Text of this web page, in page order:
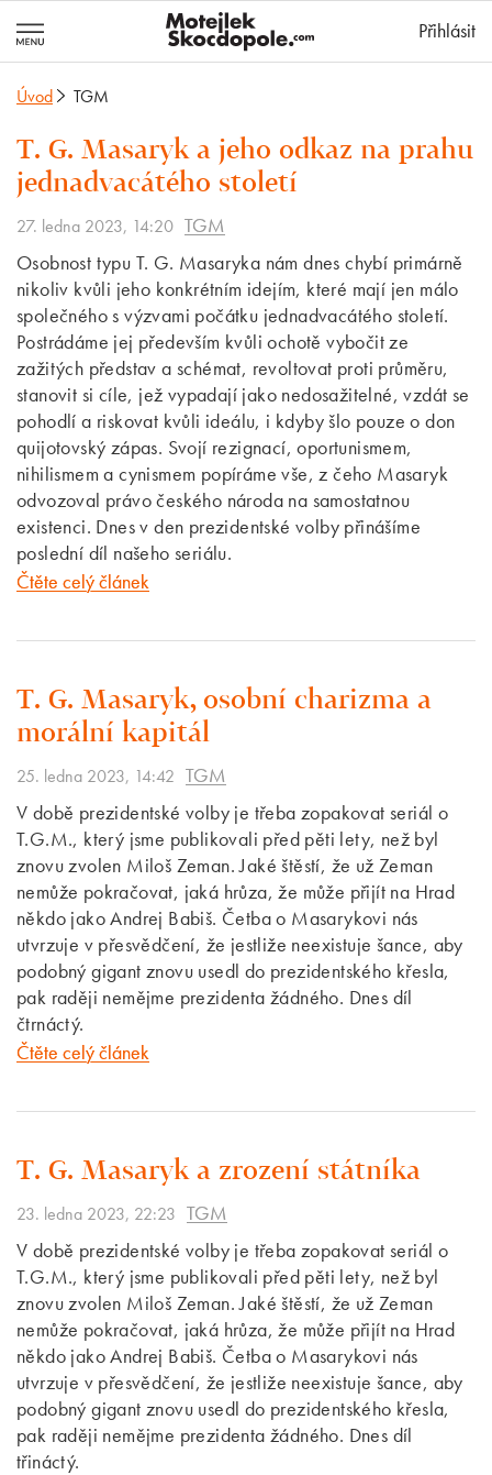
Přihlásit
Úvod TGM
T. G. Masaryk a jeho odkaz na prahu
jednadvacátého století
27. ledna 2023, 14:20 TGM
Osobnost typu T. G. Masaryka nám dnes chybí primárně
nikoliv kvůli jeho konkrétním idejím, které mají jen málo
společného s výzvami počátku jednadvacátého století.
Postrádáme jej především kvůli ochotě vybočit ze
zažitých představ a schémat, revoltovat proti průměru,
stanovit si cíle, jež vypadají jako nedosažitelné, vzdát se
pohodlí a riskovat kvůli ideálu, i kdyby šlo pouze o don
quijotovský zápas. Svojí rezignací, oportunismem,
nihilismem a cynismem popíráme vše, z čeho Masaryk
odvozoval právo českého národa na samostatnou
existenci. Dnes v den prezidentské volby přinášíme
poslední díl našeho seriálu.
Čtěte celý článek
T. G. Masaryk, osobní charizma a
morální kapitál
25. ledna 2023, 14:42 TGM
V době prezidentské volby je třeba zopakovat seriál o
T.G.M., který jsme publikovali před pěti lety, než byl
znovu zvolen Miloš Zeman. Jaké štěstí, že už Zeman
nemůže pokračovat, jaká hrůza, že může přijít na Hrad
někdo jako Andrej Babiš. Četba o Masarykovi nás
utvrzuje v přesvědčení, že jestliže neexistuje šance, aby
podobný gigant znovu usedl do prezidentského křesla,
pak raději nemějme prezidenta žádného. Dnes díl
čtrnáctý.
Čtěte celý článek
T. G. Masaryk a zrození státníka
23. ledna 2023, 22:23 TGM
V době prezidentské volby je třeba zopakovat seriál o
T.G.M., který jsme publikovali před pěti lety, než byl
znovu zvolen Miloš Zeman. Jaké štěstí, že už Zeman
nemůže pokračovat, jaká hrůza, že může přijít na Hrad
někdo jako Andrej Babiš. Četba o Masarykovi nás
utvrzuje v přesvědčení, že jestliže neexistuje šance, aby
podobný gigant znovu usedl do prezidentského křesla,
pak raději nemějme prezidenta žádného. Dnes díl
třináctý.